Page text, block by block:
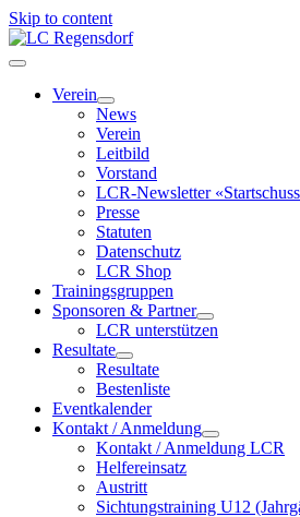
Skip to content
LC Regensdorf
Verein
News
Verein
Leitbild
Vorstand
LCR-Newsletter
Presse
Statuten
Datenschutz
LCR Shop
Trainingsgruppen
Sponsoren & Partner
LCR unterstützen
Resultate
Resultate
Bestenliste
Eventkalender
Kontakt / Anmeldung
Kontakt / Anmeldung LCR
Helfereinsatz
Austritt
Sichtungstraining U12